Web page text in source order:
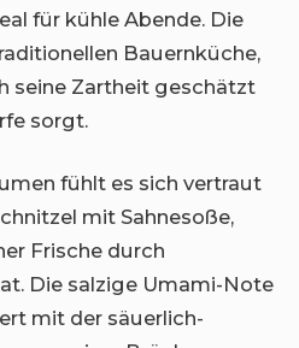
für kühle Abende. Die
Bauernküche,
seine Zartheit geschätzt
sorgt.
fühlt es sich vertraut
mit Sahnesoße,
Frische durch
Die salzige Umami-Note
mit der säuerlich-